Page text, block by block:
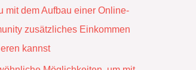
mit dem Aufbau einer Online-
zusätzliches Einkommen
kannst